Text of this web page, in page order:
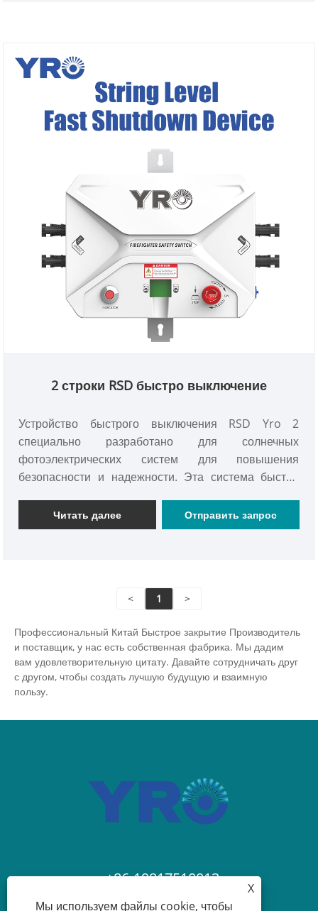
генерации солнечной энергии является
релидационной и безопасной.
2 строки RSD быстро выключение
Устройство быстрого выключения RSD Yro 2
специально разработано для солнечных
фотоэлектрических систем для повышения
безопасности и надежности. Эта система быстро
разлома, предотвращая поток обратного тока и
сводя к минимуму риск удара или пожара.
чрезвычайных ситуаций, защищая как
подходящая для 1-2 строк солнечных модулей,
соответствует стандартам МЭК и стабильно
работает в различных средах, обеспечивая
комплексную электрическую защиту для
Читать далее Отправить запрос
< 1 >
Профессиональный Китай Быстрое закрытие Производитель
и поставщик, у нас есть собственная фабрика. Мы дадим
вам удовлетворительную цитату. Давайте сотрудничать друг
с другом, чтобы создать лучшую будущую и взаимную
пользу.
+86-19817510013
X
Мы используем файлы cookie, чтобы